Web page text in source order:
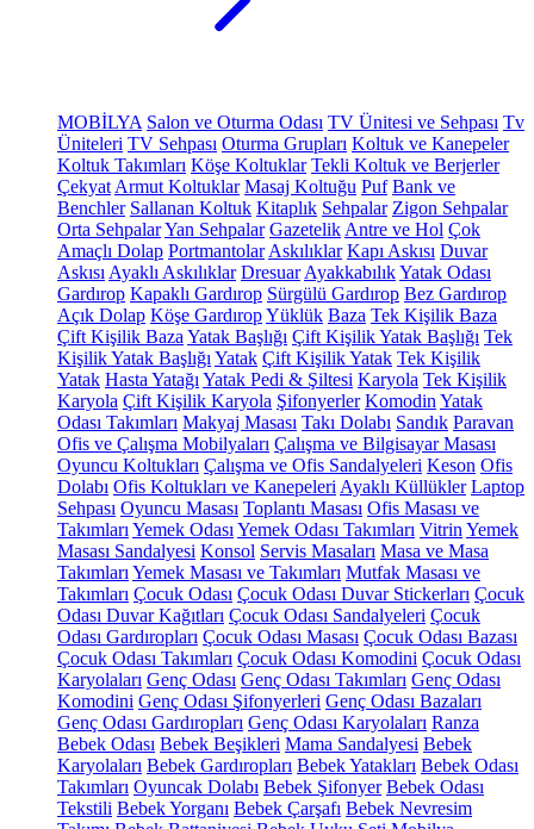
MOBİLYA Salon ve Oturma Odası TV Ünitesi ve Sehpası Tv
Üniteleri TV Sehpası Oturma Grupları Koltuk ve Kanepeler
Koltuk Takımları Köşe Koltuklar Tekli Koltuk ve Berjerler
Çekyat Armut Koltuklar Masaj Koltuğu Puf Bank ve
Benchler Sallanan Koltuk Kitaplık Sehpalar Zigon Sehpalar
Orta SehpalarYan Sehpalar Gazetelik Antre ve Hol Çok
Amaçlı Dolap Portmantolar Askılıklar Kapı Askısı Duvar
Askısı Ayaklı Askılıklar Dresuar AyakkabılıkYatak Odası
Gardırop Kapaklı Gardırop Sürgülü Gardırop Bez Gardırop
Açık Dolap Köşe GardıropYüklük Baza Tek Kişilik Baza
Çift Kişilik Baza Yatak Başlığı Çift Kişilik Yatak Başlığı Tek
Kişilik Yatak Başlığı Yatak Çift Kişilik Yatak Tek Kişilik
Yatak Hasta Yatağı Yatak Pedi & Şiltesi Karyola Tek Kişilik
Karyola Çift Kişilik Karyola Şifonyerler Komodin Yatak
Odası Takımları Makyaj Masası Takı Dolabı Sandık Paravan
Ofis ve Çalışma Mobilyaları Çalışma ve Bilgisayar Masası
Oyuncu Koltukları Çalışma ve Ofis Sandalyeleri Keson Ofis
Dolabı Ofis Koltukları ve Kanepeleri Ayaklı Küllükler Laptop
Sehpası Oyuncu Masası Toplantı Masası Ofis Masası ve
Takımları Yemek Odası Yemek Odası Takımları Vitrin Yemek
Masası Sandalyesi Konsol Servis Masaları Masa ve Masa
Takımları Yemek Masası ve Takımları Mutfak Masası ve
Takımları Çocuk Odası Çocuk Odası Duvar Stickerları Çocuk
Odası Duvar Kağıtları Çocuk Odası Sandalyeleri Çocuk
Odası Gardıropları Çocuk Odası Masası Çocuk Odası Bazası
Çocuk Odası Takımları Çocuk Odası Komodini Çocuk Odası
Karyolaları Genç Odası Genç Odası Takımları Genç Odası
Komodini Genç Odası Şifonyerleri Genç Odası Bazaları
Genç Odası Gardıropları Genç Odası Karyolaları Ranza
Bebek Odası Bebek Beşikleri Mama Sandalyesi Bebek
Karyolaları Bebek Gardıropları Bebek Yatakları Bebek Odası
Takımları Oyuncak Dolabı Bebek Şifonyer Bebek Odası
Tekstili Bebek Yorganı Bebek Çarşafı Bebek Nevresim